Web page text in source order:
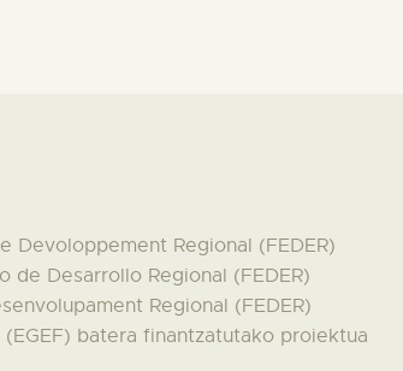
Devoloppement Regional (FEDER)
Desarrollo Regional (FEDER)
Regional (FEDER)
batera finantzatutako proiektua